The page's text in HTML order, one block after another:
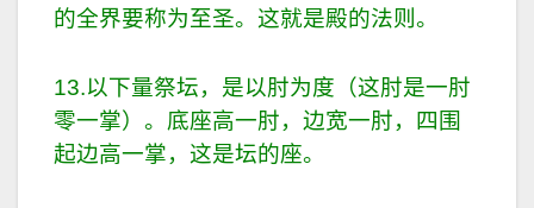
的全界要称为至圣。这就是殿的法则。
13.以下量祭坛，是以肘为度（这肘是一肘
零一掌）。底座高一肘，边宽一肘，四围
起边高一掌，这是坛的座。